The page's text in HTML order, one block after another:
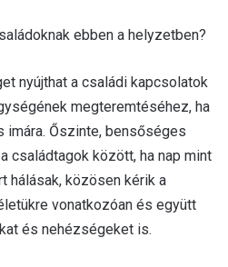
ebben a helyzetben?
nyújthat a családi kapcsolatok
megteremtéséhez, ha
Őszinte, bensőséges
családtagok között, ha nap mint
hálásak, közösen kérik a
vonatkozóan és együtt
és nehézségeket is.